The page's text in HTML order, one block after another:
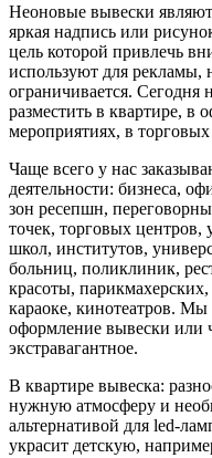
Неоновые вывески
яркая надпись или
цель которой привлечь
используют для рекламы,
ограничивается.
разместить в квартире, в
мероприятиях, в
Чаще всего у нас
деятельности: бизнеса,
зон ресепшн,
точек, торговых центров,
школ, институтов,
больниц, поликлиник,
красоты,
караоке, кинотеатров. Мы
оформление вывески или
экстравагантное.
В квартире вывеска:
нужную атмосферу и
альтернативой для led-
украсит детскую,